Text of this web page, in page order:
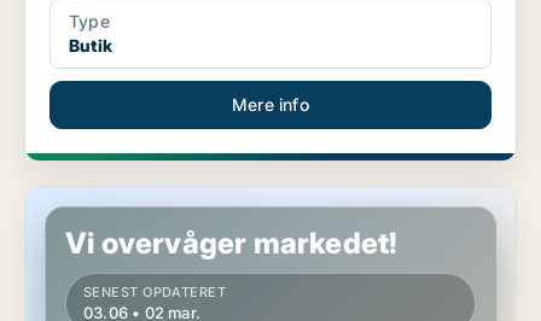
Type
Butik
Mere info
Butik i Aulum
Vi overvåger markedet!
SENEST OPDATERET
03.06 • 02 mar.